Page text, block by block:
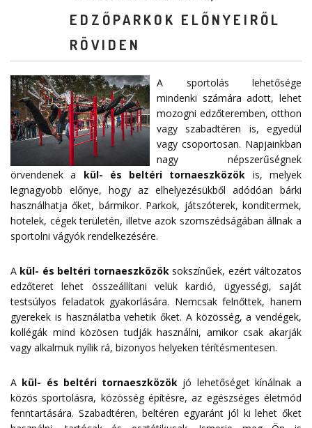
EDZŐPARKOK ELŐNYEIRŐL
RÖVIDEN
A sportolás lehetősége
mindenki számára adott, lehet
mozogni edzőteremben, otthon
vagy szabadtéren is, egyedül
vagy csoportosan. Napjainkban
nagy népszerűségnek
örvendenek a kül- és beltéri tornaeszközök is, melyek
legnagyobb előnye, hogy az elhelyezésükből adódóan bárki
használhatja őket, bármikor. Parkok, játszóterek, konditermek,
hotelek, cégek területén, illetve azok szomszédságában állnak a
sportolni vágyók rendelkezésére.
A kül- és beltéri tornaeszközök sokszínűek, ezért változatos
edzőteret lehet összeállítani velük kardió, ügyességi, saját
testsúlyos feladatok gyakorlására. Nemcsak felnőttek, hanem
gyerekek is használatba vehetik őket. A közösség, a vendégek,
kollégák mind közösen tudják használni, amikor csak akarják
vagy alkalmuk nyílik rá, bizonyos helyeken térítésmentesen.
A kül- és beltéri tornaeszközök jó lehetőséget kínálnak a
közös sportolásra, közösség építésre, az egészséges életmód
fenntartására. Szabadtéren, beltéren egyaránt jól ki lehet őket